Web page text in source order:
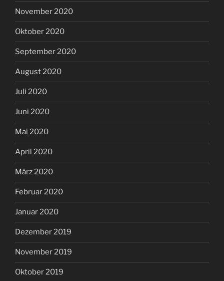
November 2020
Oktober 2020
September 2020
August 2020
Juli 2020
Juni 2020
Mai 2020
April 2020
März 2020
Februar 2020
Januar 2020
Dezember 2019
November 2019
Oktober 2019